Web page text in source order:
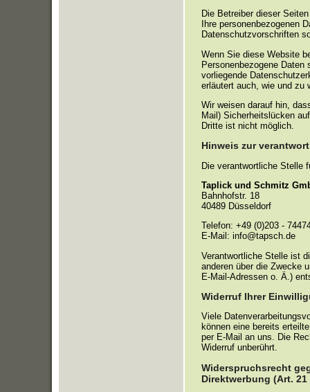
Die Betreiber dieser
Ihre personenbezogenen
Datenschutzvorschriften
Wenn Sie diese Website
Personenbezogene
vorliegende
erläutert auch, wie und zu
Wir weisen darauf hin,
Mail) Sicherheitslücken
Dritte ist nicht möglich.
Hinweis zur
Die verantwortliche Stelle
Taplick und Schmitz
Bahnhofstr. 18
40489 Düsseldorf
Telefon: +49 (0)203 -
E-Mail: info@tapsch.de
Verantwortliche Stelle ist
anderen über die Zwecke
E-Mail-Adressen o. Ä.)
Widerruf Ihrer
Viele
können eine bereits
per E-Mail an uns. Die
Widerruf unberührt.
Widerspruchsrecht
Direktwerbung (Art. 21